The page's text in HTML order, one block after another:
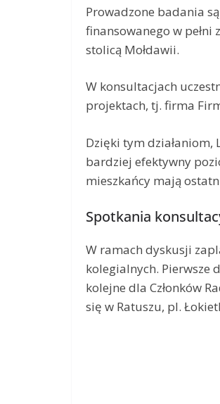
Prowadzone badania
finansowanego w pełni
stolicą Mołdawii.
W konsultacjach
projektach, tj. firma
Dzięki tym
bardziej efektywny
mieszkańcy mają
Spotkania
W ramach dyskusji
kolegialnych. Pierwsze
kolejne dla Członków
się w Ratuszu, pl.